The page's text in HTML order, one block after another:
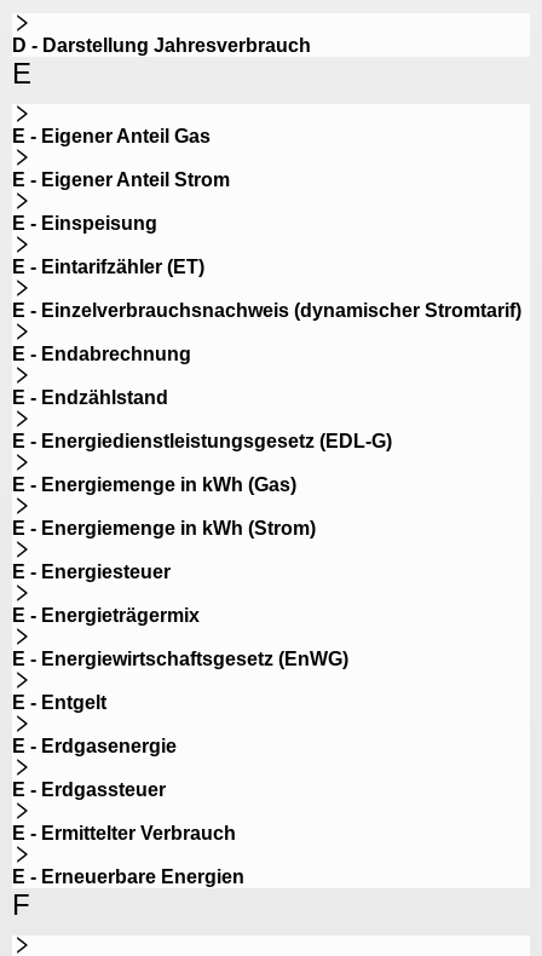
D - Darstellung Jahresverbrauch
E
E - Eigener Anteil Gas
E - Eigener Anteil Strom
E - Einspeisung
E - Eintarifzähler (ET)
E - Einzelverbrauchsnachweis (dynamischer Stromtarif)
E - Endabrechnung
E - Endzählstand
E - Energiedienstleistungsgesetz (EDL-G)
E - Energiemenge in kWh (Gas)
E - Energiemenge in kWh (Strom)
E - Energiesteuer
E - Energieträgermix
E - Energiewirtschaftsgesetz (EnWG)
E - Entgelt
E - Erdgasenergie
E - Erdgassteuer
E - Ermittelter Verbrauch
E - Erneuerbare Energien
F